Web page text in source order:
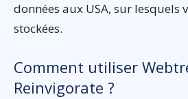
données aux USA, sur lesquels
stockées.
Comment utiliser
Reinvigorate ?